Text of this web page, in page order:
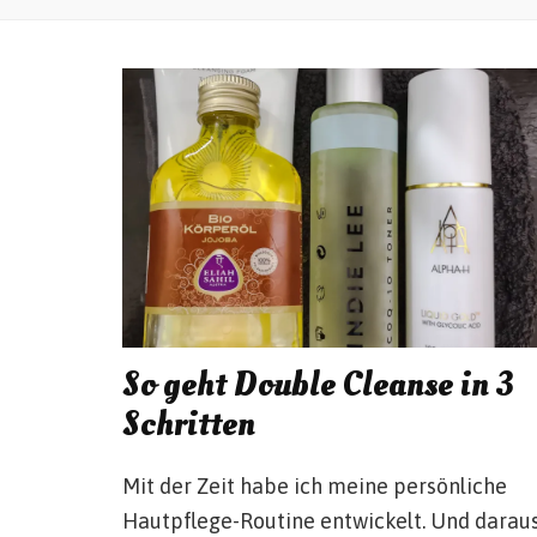
So geht Double Cleanse in 3
Schritten
Mit der Zeit habe ich meine persönliche
Hautpflege-Routine entwickelt. Und